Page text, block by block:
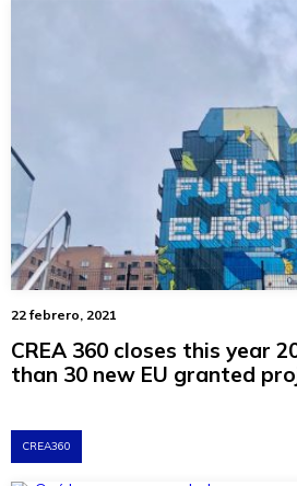
22 febrero, 2021
CREA 360 closes this year
than 30 new EU granted
CREA360